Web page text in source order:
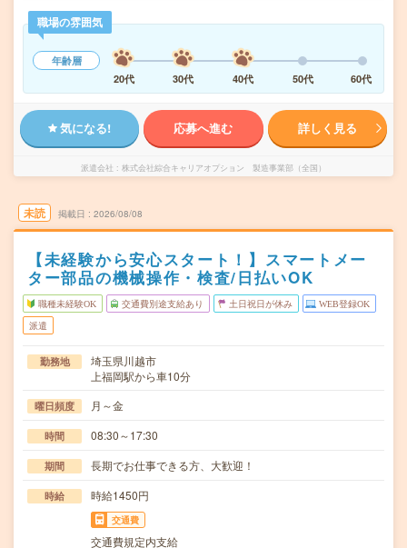
職場の雰囲気
年齢層
20代
30代 40代 50代 60代
気になる! 応募へ進む 詳しく見る
派遣会社 株式会社綜合キャリアオプション 製造事業部（全国）
未読 掲載日 2026/08/08
【未経験から安心スタート！】スマートメー
ター部品の機械操作・検査/日払いOK
職種未経験OK 交通費別途支給あり 土日祝日が休み WEB登録OK
派遣
勤務地
埼玉県川越市
上福岡駅から車10分
曜日頻度 月～金
時間 08:30～17:30
期間 長期でお仕事できる方、大歓迎！
時給 時給1450円
交通費
交通費規定内支給